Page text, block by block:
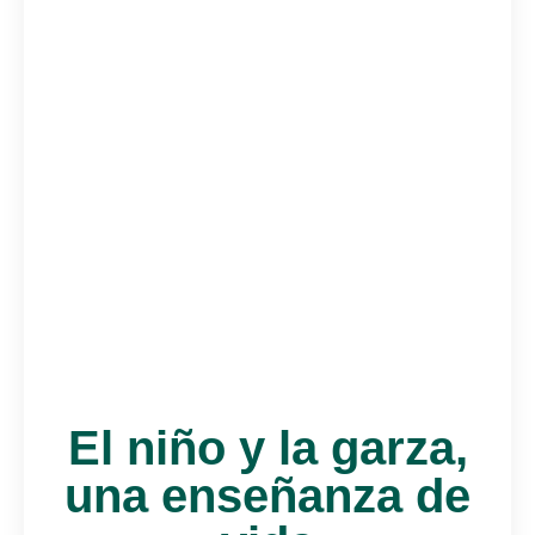
El niño y la garza,
una enseñanza de